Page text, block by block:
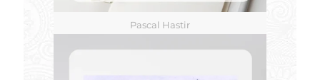
Pascal Hastir